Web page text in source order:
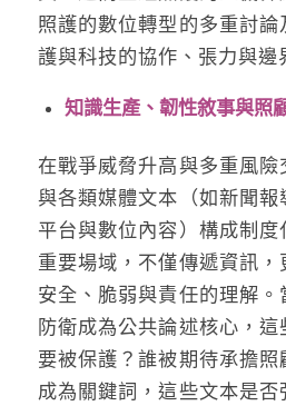
照護的數位轉型的多重討
護與科技的協作、張力與邊
知識生產、韌性敘事與照
在戰爭威脅升高與多重風
與各類媒體文本（如新聞
平台與數位內容）構成制
重要場域，不僅傳遞資訊，
安全、脆弱與責任的理解
防衛成為公共論述核心，
要被保護？誰被期待承擔照
成為關鍵詞，這些文本是否